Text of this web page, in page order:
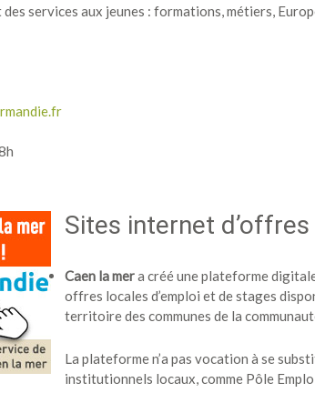
services aux jeunes : formations, métiers,
Sites internet d’offres
Caen la mera créé une plateforme
offres locales d’emploi et de stages
territoire des communes de la
La plateforme n’a pas vocation à se
institutionnels locaux, comme Pôle